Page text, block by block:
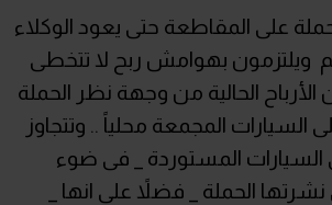
على المقاطعة حتى يعود الوكلاء
ويلتزمون بهوامش ربح لا تتخطى
% - لان الأرباح الحالية من وجهة نظر الحملة
100% على السيارات المجمعة محلياً .. وتتجاوز
50 % على السيارات المستوردة _ فى ضوء
نشرتها الحملة _ فضلاً على انها _